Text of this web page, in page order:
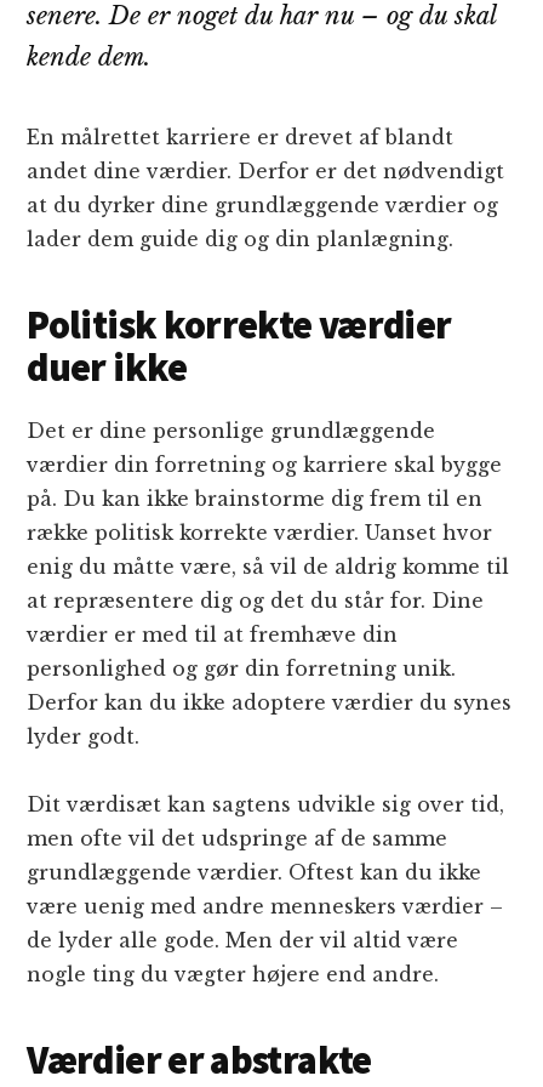
senere. De er noget du har nu – og du skal
kende dem.
En målrettet karriere er drevet af blandt
andet dine værdier. Derfor er det nødvendigt
at du dyrker dine grundlæggende værdier og
lader dem guide dig og din planlægning.
Politisk korrekte værdier
duer ikke
Det er dine personlige grundlæggende
værdier din forretning og karriere skal bygge
på. Du kan ikke brainstorme dig frem til en
række politisk korrekte værdier. Uanset hvor
enig du måtte være, så vil de aldrig komme til
at repræsentere dig og det du står for. Dine
værdier er med til at fremhæve din
personlighed og gør din forretning unik.
Derfor kan du ikke adoptere værdier du synes
lyder godt.
Dit værdisæt kan sagtens udvikle sig over tid,
men ofte vil det udspringe af de samme
grundlæggende værdier. Oftest kan du ikke
være uenig med andre menneskers værdier –
de lyder alle gode. Men der vil altid være
nogle ting du vægter højere end andre.
Værdier er abstrakte